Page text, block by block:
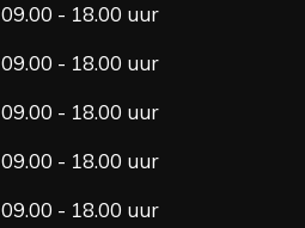
09.00 - 18.00 uur
09.00 - 18.00 uur
09.00 - 18.00 uur
09.00 - 18.00 uur
09.00 - 18.00 uur